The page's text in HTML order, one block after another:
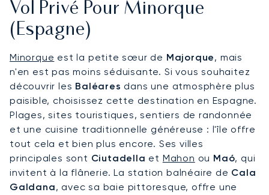
Vol Privé Pour Minorque
(Espagne)
Minorque est la petite sœur de Majorque, mais
n'en est pas moins séduisante. Si vous souhaitez
découvrir les Baléares dans une atmosphère plus
paisible, choisissez cette destination en Espagne.
Plages, sites touristiques, sentiers de randonnée
et une cuisine traditionnelle généreuse : l'île offre
tout cela et bien plus encore. Ses villes
principales sont Ciutadella et Mahon ou Maó, qui
invitent à la flânerie. La station balnéaire de Cala
Galdana, avec sa baie pittoresque, offre une